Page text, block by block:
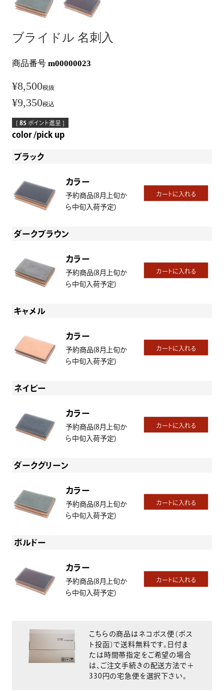
ブライドル 名刺入
商品番号 m00000023
¥8,500税抜
¥9,350税込
[ 85 ポイント進呈 ]
color pick up
ブラック
カラー
予約商品(8月上旬か
ら中旬入荷予定)
カートに入れる
ダークブラウン
カラー
予約商品(8月上旬か
ら中旬入荷予定)
カートに入れる
キャメル
カラー
予約商品(8月上旬か
ら中旬入荷予定)
カートに入れる
ネイビー
カラー
予約商品(8月上旬か
ら中旬入荷予定)
カートに入れる
ダークグリーン
カラー
予約商品(8月上旬か
ら中旬入荷予定)
カートに入れる
ボルドー
カラー
予約商品(8月上旬か
ら中旬入荷予定)
カートに入れる
こちらの商品はネコポス便（ポス
ト投函）で送料無料です。日付ま
たは時間帯指定をご希望の場合
は、ご注文手続きの配送方法で＋
330円の宅急便を選択下さい。